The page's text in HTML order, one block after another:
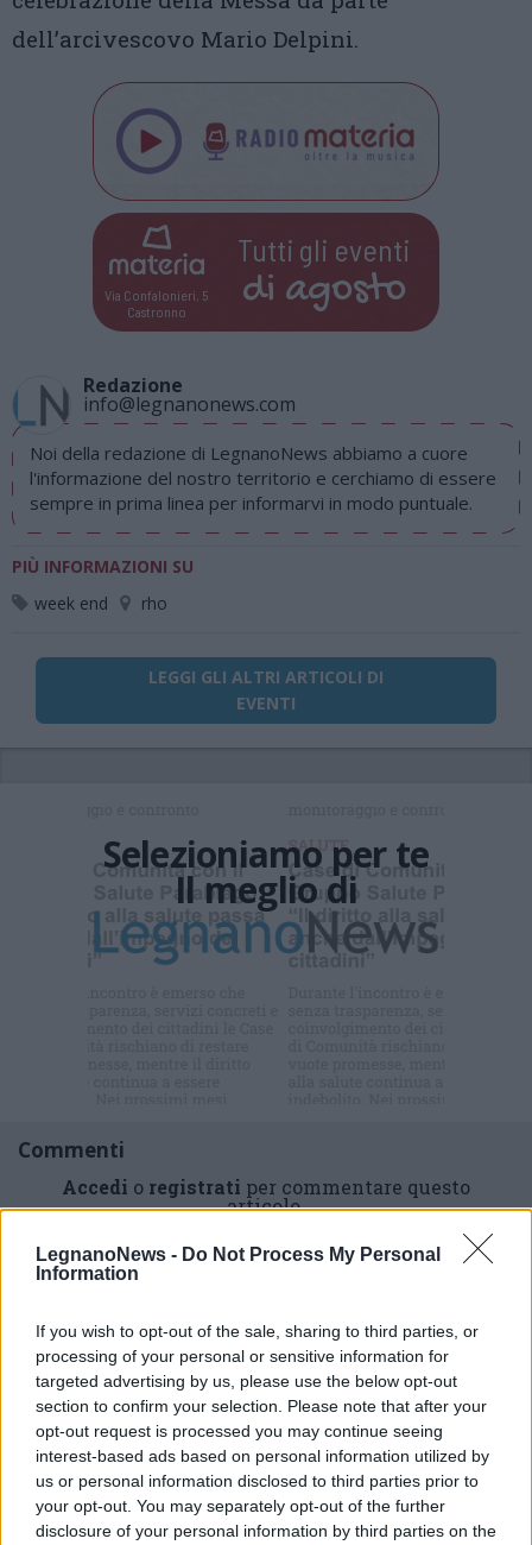
LegnanoNews - Do Not Process My Personal
Information
If you wish to opt-out of the sale, sharing to third parties, or
processing of your personal or sensitive information for
targeted advertising by us, please use the below opt-out
section to confirm your selection. Please note that after your
opt-out request is processed you may continue seeing
interest-based ads based on personal information utilized by
us or personal information disclosed to third parties prior to
your opt-out. You may separately opt-out of the further
disclosure of your personal information by third parties on the
dell’arcivescovo Mario Delpini.
Via Confalonieri, 5
Castronno
Tutti gli eventi
di agosto
Redazione
info@legnanonews.com
Noi della redazione di LegnanoNews abbiamo a cuore
l'informazione del nostro territorio e cerchiamo di essere
sempre in prima linea per informarvi in modo puntuale.
PIÙ INFORMAZIONI SU
week end
rho
LEGGI GLI ALTRI ARTICOLI DI
EVENTI
Selezioniamo per te
Il meglio di
Commenti
Accedi o registrati per commentare questo
articolo.
L'email è richiesta ma non verrà mostrata ai visitatori. Il contenuto di questo
commento esprime il pensiero dell'autore e non rappresenta la linea editoriale
di VareseNews.it, che rimane autonoma e indipendente. I messaggi inclusi nei
commenti non sono testi giornalistici, ma post inviati dai singoli lettori che
sistema.